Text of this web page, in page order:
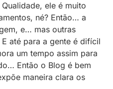
ele é muito
né? Então… a
e… mas outras
até para a gente é difícil
um tempo assim para
Então o Blog é bem
maneira clara os